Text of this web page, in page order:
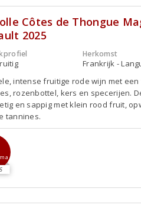
Côtes de Thongue
2025
Herkomst
Frankrijk -
intense fruitige rode wijn met
rozenbottel, kers en specerijen.
en sappig met klein rood fruit,
tannines.